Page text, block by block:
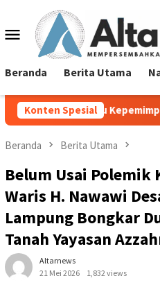
konten Menu
Mobile
Beranda Berita Utama
Konten Spesial
di Polresta Bandar
Beranda Berita Utama
Belum Usai
Waris H. Nawawi
Lampung Bongkar
Tanah Yayasan
Altarnews
21 Mei 2026
1,832 views